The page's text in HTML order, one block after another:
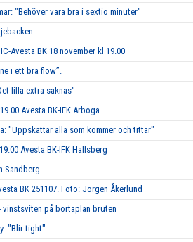
"Behöver vara bra i sextio minuter"
Avesta BK 18 november kl 19.00
i ett bra flow”.
lilla extra saknas"
Avesta BK-IFK Arboga
"Uppskattar alla som kommer och tittar"
Avesta BK-IFK Hallsberg
Sandberg
BK 251107. Foto: Jörgen Åkerlund
vinstsviten på bortaplan bruten
"Blir tight"